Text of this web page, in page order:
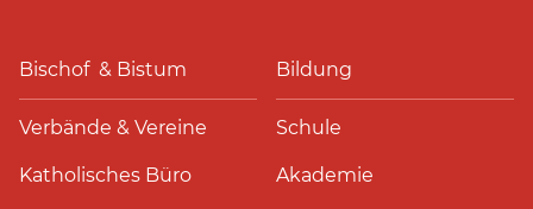
Bischof & Bistum
Verbände & Vereine
Katholisches Büro
Bildung
Schule
Akademie